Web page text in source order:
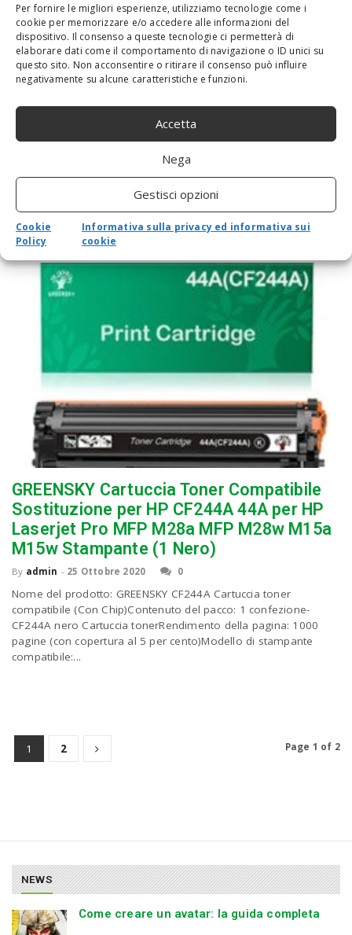
Per fornire le migliori esperienze, utilizziamo tecnologie come i
cookie per memorizzare e/o accedere alle informazioni del
dispositivo. Il consenso a queste tecnologie ci permetterà di
elaborare dati come il comportamento di navigazione o ID unici su
questo sito. Non acconsentire o ritirare il consenso può influire
negativamente su alcune caratteristiche e funzioni.
Accetta
Nega
Gestisci opzioni
Cookie
Policy
Informativa sulla privacy ed informativa sui
cookie
ejet 44A Cartucce Toner Compatibili per
HP CF244A Toner per HP LaserJet Pro
M15w HP LaserJet M15a LaserJet Pro
nero)
By
1. ejet 44A sostituzione cartucce toner compatibili per cartucce
toner HP 44A CF244A (non originali)2. Il cofanetto Splendid
contiene: (2) nero toner3. Stampanti compatibili: HP LaserJet Pro
M15a, M15w, MFP...
GREENSKY Cartuccia Toner Compatibile
Sostituzione per HP CF244A 44A per HP
Laserjet Pro MFP M28a MFP M28w M15a
M15w Stampante (1 Nero)
By admin - 25 Ottobre 2020 0
Nome del prodotto: GREENSKY CF244A Cartuccia toner
compatibile (Con Chip)Contenuto del pacco: 1 confezione-
CF244A nero Cartuccia tonerRendimento della pagina: 1000
pagine (con copertura al 5 per cento)Modello di stampante
compatibile:...
1 2 Page 1 of 2
NEWS
Come creare un avatar: la guida completa